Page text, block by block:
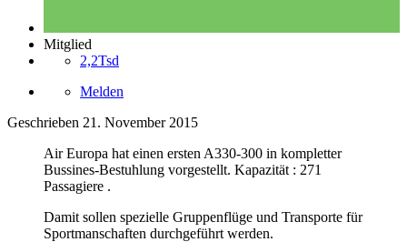
Mitglied
2,2Tsd
Melden
Geschrieben 21. November 2015
Air Europa hat einen ersten A330-300 in kompletter
Bussines-Bestuhlung vorgestellt. Kapazität : 271
Passagiere .
Damit sollen spezielle Gruppenflüge und Transporte für
Sportmanschaften durchgeführt werden.